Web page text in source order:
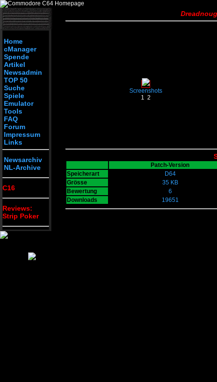
Home
cManager
Spende
Artikel
Newsadmin
TOP 50
Suche
Spiele
Emulator
Tools
FAQ
Forum
Impressum
Links
Newsarchiv
NL-Archive
C16
Reviews:
Strip Poker
Screenshots
1 2
Patch-Version
Speicherart
D64
Grösse
35 KB
Bewertung
6
Downloads
19651